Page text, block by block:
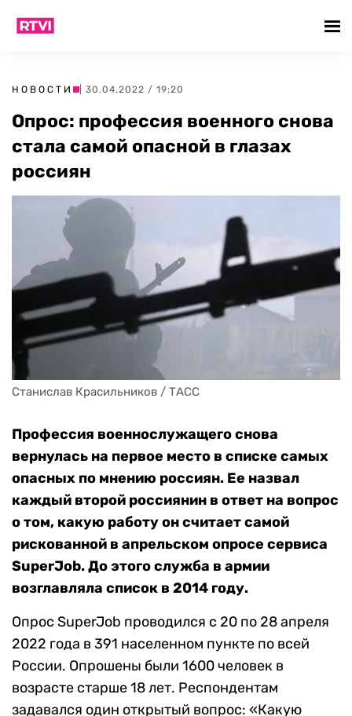
НОВОСТИ | 30.04.2022 / 19:20
Опрос: профессия военного снова
стала самой опасной в глазах
россиян
Станислав Красильников / ТАСС
Профессия военнослужащего снова
вернулась на первое место в списке самых
опасных по мнению россиян. Ее назвал
каждый второй россиянин в ответ на вопрос
о том, какую работу он считает самой
рискованной в апрельском опросе сервиса
SuperJob. До этого служба в армии
возглавляла список в 2014 году.
Опрос SuperJob проводился с 20 по 28 апреля
2022 года в 391 населенном пункте по всей
России. Опрошены были 1600 человек в
возрасте старше 18 лет. Респондентам
задавался один открытый вопрос: «Какую